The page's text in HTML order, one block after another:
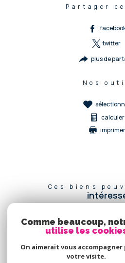
Partager
twitter
plus de
Nos
calculer
imprimer
Ces biens
Comme beaucoup,
utilise les
On aimerait vous
votre visite.